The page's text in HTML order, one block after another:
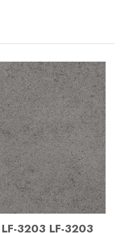
LF-3203 LF-3203